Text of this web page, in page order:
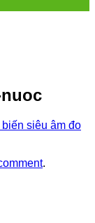
siêu âm đo
.